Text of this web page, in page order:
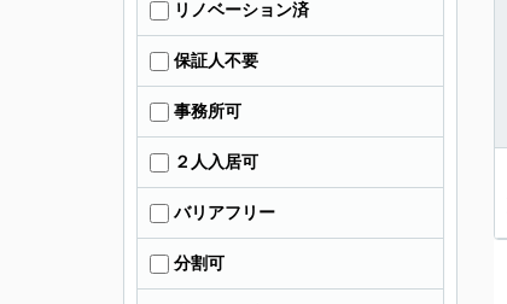
リノベーション済
保証人不要
事務所可
２人入居可
バリアフリー
分割可